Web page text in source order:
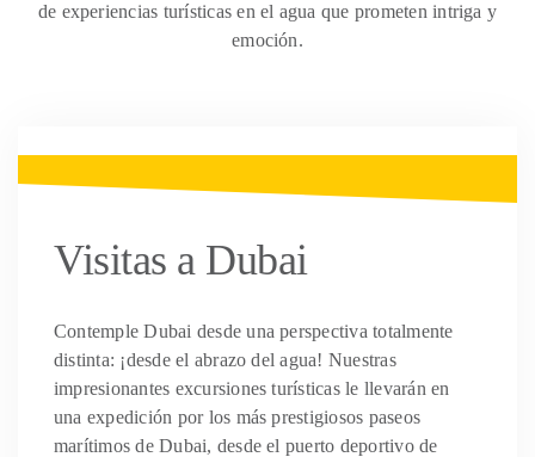
de experiencias turísticas en el agua que prometen intriga y
emoción.
Visitas a Dubai
Contemple Dubai desde una perspectiva totalmente
distinta: ¡desde el abrazo del agua! Nuestras
impresionantes excursiones turísticas le llevarán en
una expedición por los más prestigiosos paseos
marítimos de Dubai, desde el puerto deportivo de